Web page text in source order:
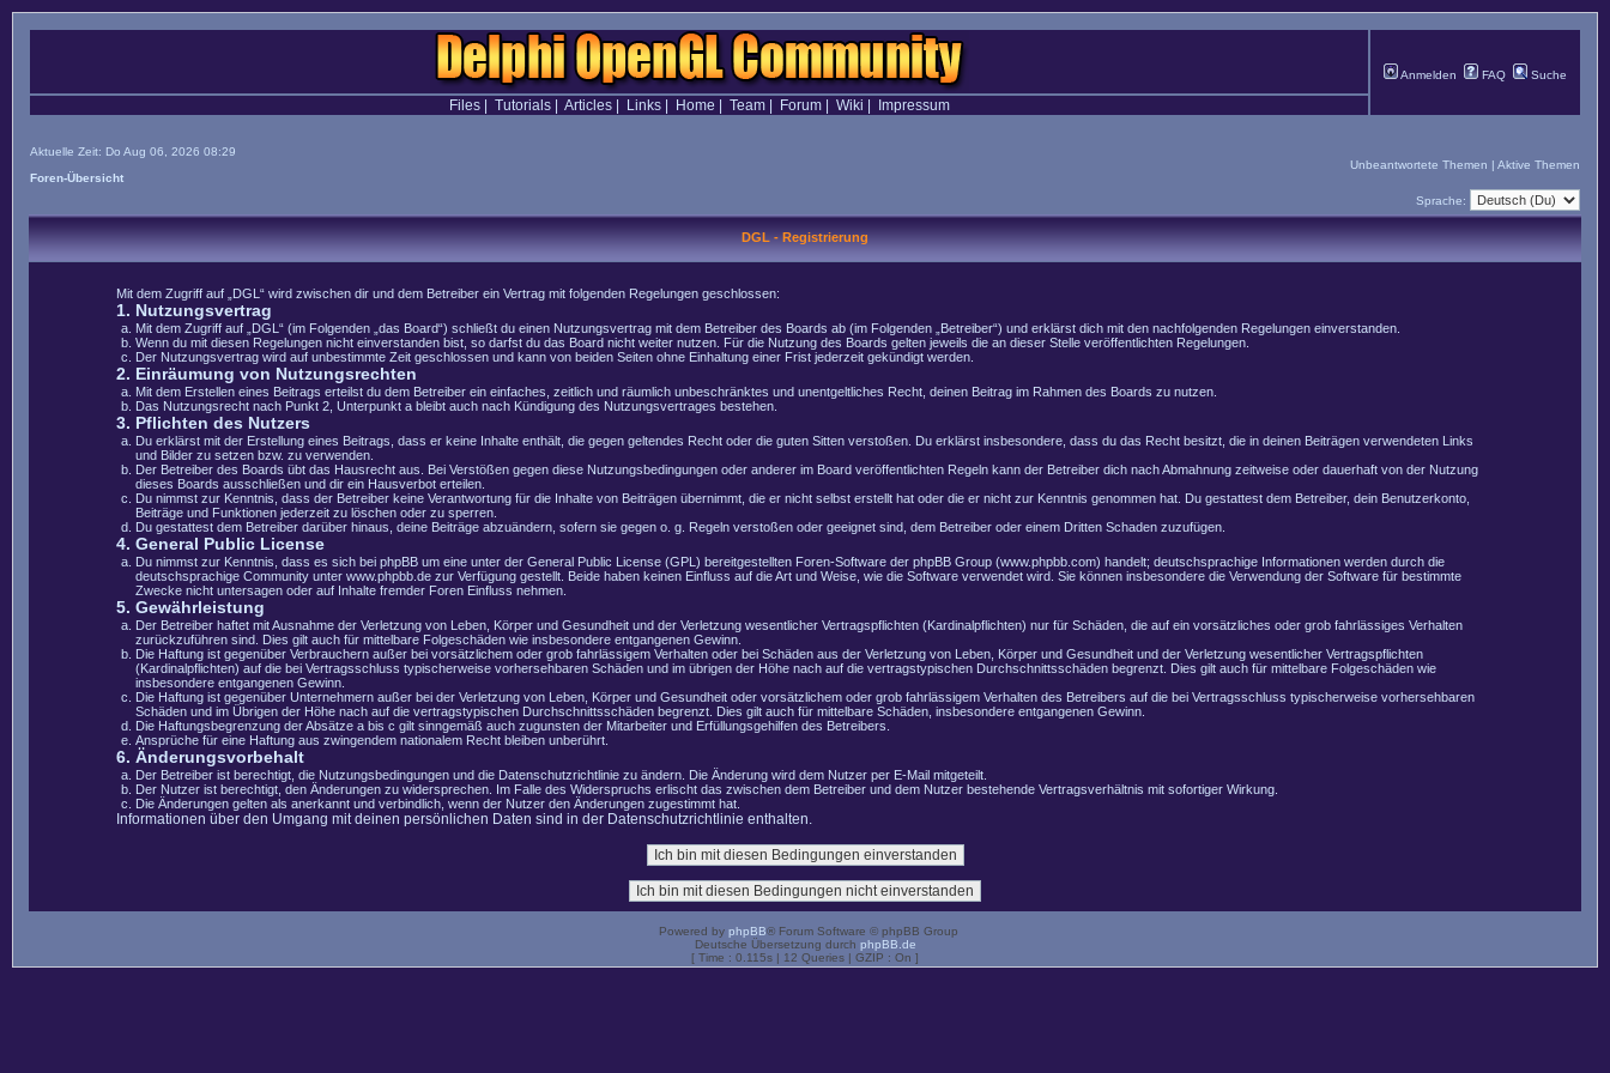
Anmelden FAQ Suche
Files| Tutorials| Articles| Links| Home Team| Forum| Wiki Impressum
Aktuelle Zeit: Do Aug 06, 2026 08:29
Foren-Übersicht
Unbeantwortete Themen | Aktive Themen
Sprache:
DGL - Registrierung
Mit dem Zugriff auf „DGL“ wird zwischen dir und dem Betreiber ein Vertrag mit folgenden Regelungen geschlossen:
1. Nutzungsvertrag
Mit dem Zugriff auf „DGL“ (im Folgenden „das Board“) schließt du einen Nutzungsvertrag mit dem Betreiber des Boards ab (im Folgenden „Betreiber“) und erklärst dich mit den nachfolgenden Regelungen einverstanden.
Wenn du mit diesen Regelungen nicht einverstanden bist, so darfst du das Board nicht weiter nutzen. Für die Nutzung des Boards gelten jeweils die an dieser Stelle veröffentlichten Regelungen.
Der Nutzungsvertrag wird auf unbestimmte Zeit geschlossen und kann von beiden Seiten ohne Einhaltung einer Frist jederzeit gekündigt werden.
2. Einräumung von Nutzungsrechten
Mit dem Erstellen eines Beitrags erteilst du dem Betreiber ein einfaches, zeitlich und räumlich unbeschränktes und unentgeltliches Recht, deinen Beitrag im Rahmen des Boards zu nutzen.
Das Nutzungsrecht nach Punkt 2, Unterpunkt a bleibt auch nach Kündigung des Nutzungsvertrages bestehen.
3. Pflichten des Nutzers
Du erklärst mit der Erstellung eines Beitrags, dass er keine Inhalte enthält, die gegen geltendes Recht oder die guten Sitten verstoßen. Du erklärst insbesondere, dass du das Recht besitzt, die in deinen Beiträgen verwendeten Links
und Bilder zu setzen bzw. zu verwenden.
Der Betreiber des Boards übt das Hausrecht aus. Bei Verstößen gegen diese Nutzungsbedingungen oder anderer im Board veröffentlichten Regeln kann der Betreiber dich nach Abmahnung zeitweise oder dauerhaft von der Nutzung
dieses Boards ausschließen und dir ein Hausverbot erteilen.
Du nimmst zur Kenntnis, dass der Betreiber keine Verantwortung für die Inhalte von Beiträgen übernimmt, die er nicht selbst erstellt hat oder die er nicht zur Kenntnis genommen hat. Du gestattest dem Betreiber, dein Benutzerkonto,
Beiträge und Funktionen jederzeit zu löschen oder zu sperren.
Du gestattest dem Betreiber darüber hinaus, deine Beiträge abzuändern, sofern sie gegen o. g. Regeln verstoßen oder geeignet sind, dem Betreiber oder einem Dritten Schaden zuzufügen.
4. General Public License
Du nimmst zur Kenntnis, dass es sich bei phpBB um eine unter der General Public License (GPL) bereitgestellten Foren-Software der phpBB Group (www.phpbb.com) handelt; deutschsprachige Informationen werden durch die
deutschsprachige Community unter www.phpbb.de zur Verfügung gestellt. Beide haben keinen Einfluss auf die Art und Weise, wie die Software verwendet wird. Sie können insbesondere die Verwendung der Software für bestimmte
Zwecke nicht untersagen oder auf Inhalte fremder Foren Einfluss nehmen.
5. Gewährleistung
Der Betreiber haftet mit Ausnahme der Verletzung von Leben, Körper und Gesundheit und der Verletzung wesentlicher Vertragspflichten (Kardinalpflichten) nur für Schäden, die auf ein vorsätzliches oder grob fahrlässiges Verhalten
zurückzuführen sind. Dies gilt auch für mittelbare Folgeschäden wie insbesondere entgangenen Gewinn.
Die Haftung ist gegenüber Verbrauchern außer bei vorsätzlichem oder grob fahrlässigem Verhalten oder bei Schäden aus der Verletzung von Leben, Körper und Gesundheit und der Verletzung wesentlicher Vertragspflichten
(Kardinalpflichten) auf die bei Vertragsschluss typischerweise vorhersehbaren Schäden und im übrigen der Höhe nach auf die vertragstypischen Durchschnittsschäden begrenzt. Dies gilt auch für mittelbare Folgeschäden wie
insbesondere entgangenen Gewinn.
Die Haftung ist gegenüber Unternehmern außer bei der Verletzung von Leben, Körper und Gesundheit oder vorsätzlichem oder grob fahrlässigem Verhalten des Betreibers auf die bei Vertragsschluss typischerweise vorhersehbaren
Schäden und im Übrigen der Höhe nach auf die vertragstypischen Durchschnittsschäden begrenzt. Dies gilt auch für mittelbare Schäden, insbesondere entgangenen Gewinn.
Die Haftungsbegrenzung der Absätze a bis c gilt sinngemäß auch zugunsten der Mitarbeiter und Erfüllungsgehilfen des Betreibers.
Ansprüche für eine Haftung aus zwingendem nationalem Recht bleiben unberührt.
6. Änderungsvorbehalt
Der Betreiber ist berechtigt, die Nutzungsbedingungen und die Datenschutzrichtlinie zu ändern. Die Änderung wird dem Nutzer per E-Mail mitgeteilt.
Der Nutzer ist berechtigt, den Änderungen zu widersprechen. Im Falle des Widerspruchs erlischt das zwischen dem Betreiber und dem Nutzer bestehende Vertragsverhältnis mit sofortiger Wirkung.
Die Änderungen gelten als anerkannt und verbindlich, wenn der Nutzer den Änderungen zugestimmt hat.
Informationen über den Umgang mit deinen persönlichen Daten sind in der Datenschutzrichtlinie enthalten.
Powered by phpBB® Forum Software © phpBB Group
Deutsche Übersetzung durch phpBB.de
[ Time : 0.115s | 12 Queries | GZIP : On ]